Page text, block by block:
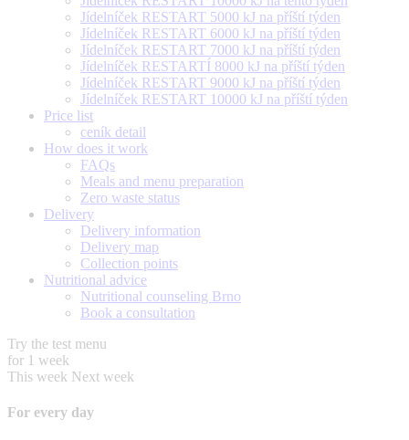
Jídelníček RESTART 5000 kJ na příští týden
Jídelníček RESTART 6000 kJ na příští týden
Jídelníček RESTART 7000 kJ na příští týden
Jídelníček RESTARTÍ 8000 kJ na příští týden
Jídelníček RESTART 9000 kJ na příští týden
Jídelníček RESTART 10000 kJ na příští týden
Price list
ceník detail
How does it work
FAQs
Meals and menu preparation
Zero waste status
Delivery
Delivery information
Delivery map
Collection points
Nutritional advice
Nutritional counseling Brno
Book a consultation
Try the test menu
for 1 week
This week Next week
For every day